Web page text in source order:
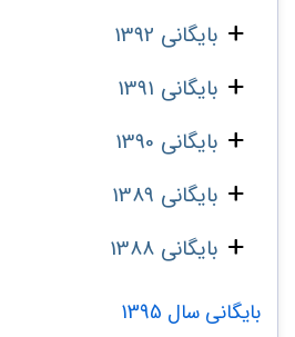
بایگانی 1392
بایگانی 1391
بایگانی 1390
بایگانی 1389
بایگانی 1388
بایگانی سال 1395